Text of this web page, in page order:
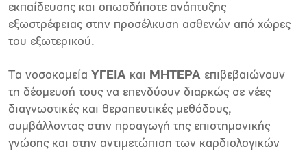
εκπαίδευσης και οπωσδήποτε ανάπτυξης
εξωστρέφειας στην προσέλκυση ασθενών από χώρες
του εξωτερικού.
Τα νοσοκομεία ΥΓΕΙΑ και ΜΗΤΕΡΑ επιβεβαιώνουν
τη δέσμευσή τους να επενδύουν διαρκώς σε νέες
διαγνωστικές και θεραπευτικές μεθόδους,
συμβάλλοντας στην προαγωγή της επιστημονικής
γνώσης και στην αντιμετώπιση των καρδιολογικών